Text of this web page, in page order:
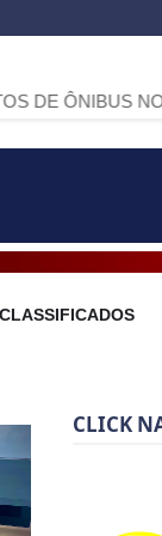
NO MUNICÍPIO
CLASSIFICADOS
CLICK